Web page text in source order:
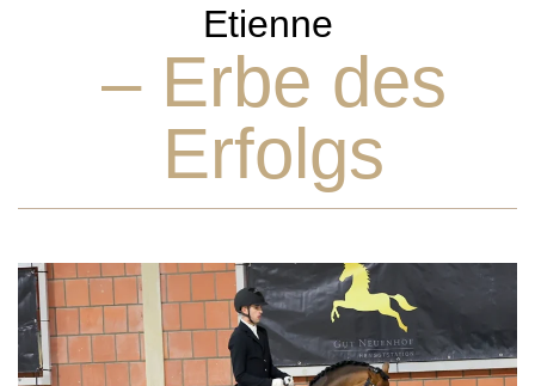
Etienne
– Erbe des
Erfolgs